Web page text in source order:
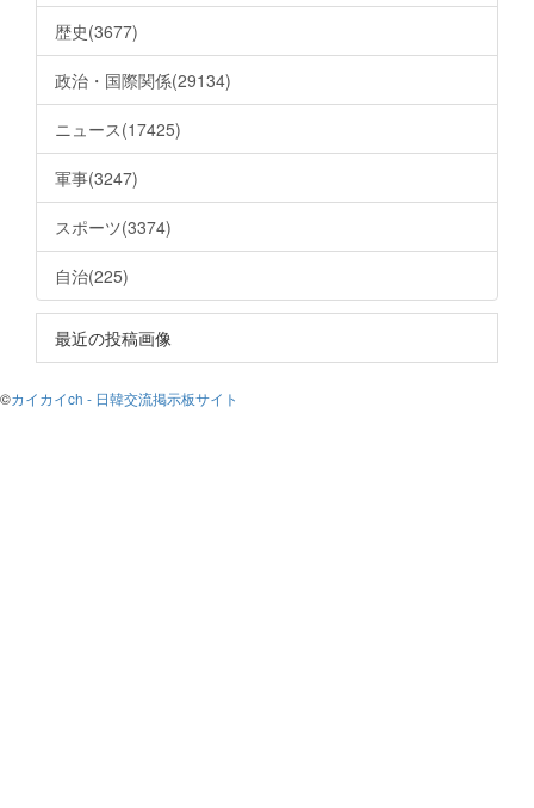
歴史(3677)
政治・国際関係(29134)
ニュース(17425)
軍事(3247)
スポーツ(3374)
自治(225)
最近の投稿画像
©カイカイch - 日韓交流掲示板サイト